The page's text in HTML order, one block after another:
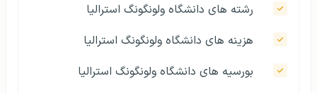
رشته های دانشگاه ولونگونگ استرالیا
هزينه های دانشگاه ولونگونگ استرالیا
بورسیه های دانشگاه ولونگونگ استرالیا